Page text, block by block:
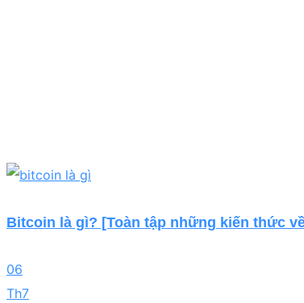
Bitcoin là gì? [Toàn tập những kiến thức
06
Th7